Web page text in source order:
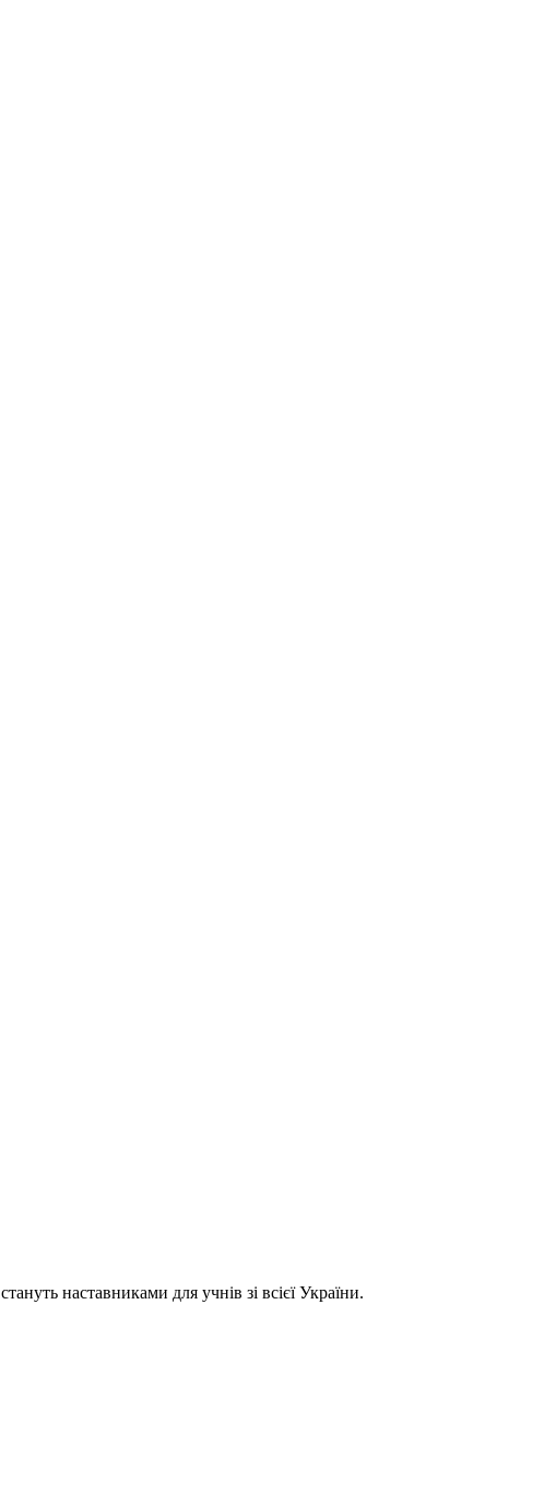
наставниками для учнів зі всієї України.